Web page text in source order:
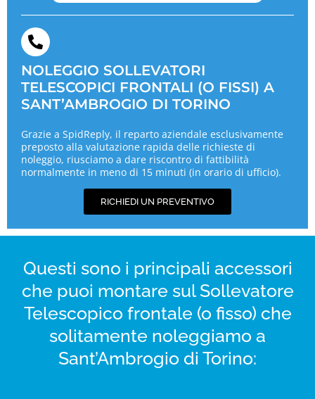
NOLEGGIO SOLLEVATORI
TELESCOPICI FRONTALI (O FISSI) A
SANT’AMBROGIO DI TORINO
Grazie a SpidReply, il reparto aziendale esclusivamente
preposto alla valutazione rapida delle richieste di
noleggio, riusciamo a dare riscontro di fattibilità
normalmente in meno di 15 minuti (in orario di ufficio).
RICHIEDI UN PREVENTIVO
Questi sono i principali accessori
che puoi montare sul Sollevatore
Telescopico frontale (o fisso) che
solitamente noleggiamo a
Sant’Ambrogio di Torino: